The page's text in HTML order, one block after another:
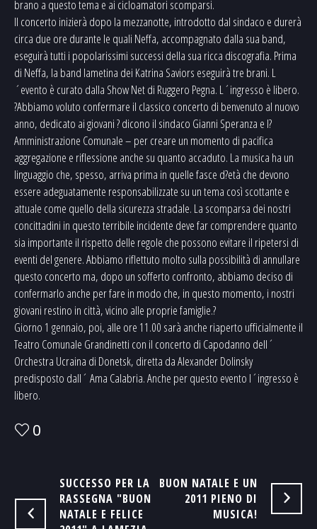
brano a questo tema e ai cicloamatori scomparsi.
Il concerto inizierà dopo la mezzanotte, introdotto dal sindaco e durerà
circa due ore durante le quali Neffa, accompagnato dalla sua band,
eseguirà tutti i popolarissimi successi della sua ricca discografia. Prima
di Neffa, la band lametina dei Katrina Saviors eseguirà tre brani. L
´evento è curato dalla Show Net di Ruggero Pegna. L´ingresso è libero.
?Abbiamo voluto confermare il classico concerto di benvenuto al nuovo
anno, dedicato ai giovani ? dicono il sindaco Gianni Speranza e l?
Amministrazione Comunale – per creare un momento di pacifica
aggregazione e riflessione anche su quanto accaduto. La musica ha un
linguaggio che, spesso, arriva prima in quelle fasce d?età che devono
essere adeguatamente responsabilizzate su un tema così scottante e
attuale come quello della sicurezza stradale. La scomparsa dei nostri
concittadini in questo terribile incidente deve far comprendere quanto
sia importante il rispetto delle regole che possono evitare il ripetersi di
eventi del genere. Abbiamo riflettuto molto sulla possibilità di annullare
questo concerto ma, dopo un sofferto confronto, abbiamo deciso di
confermarlo anche per fare in modo che, in questo momento, i nostri
giovani restino in città, vicino alle proprie famiglie.?
Giorno 1 gennaio, poi, alle ore 11.00 sarà anche riaperto ufficialmente il
Teatro Comunale Grandinetti con il concerto di Capodanno dell´
Orchestra Ucraina di Donetsk, diretta da Alexander Dolinsky
predisposto dall´ Ama Calabria. Anche per questo evento l´ingresso è
libero.
0
SUCCESSO PER LA
RASSEGNA "BUON
NATALE E FELICE
BUON NATALE E UN
2011 PIENO DI
MUSICA!